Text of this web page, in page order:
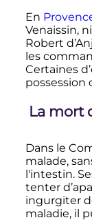
En
Venaissin, ni
Robert
les
Certaines
possession
La mort
Dans le
malade,
l'intestin.
tenter
ingurgiter
maladie, il